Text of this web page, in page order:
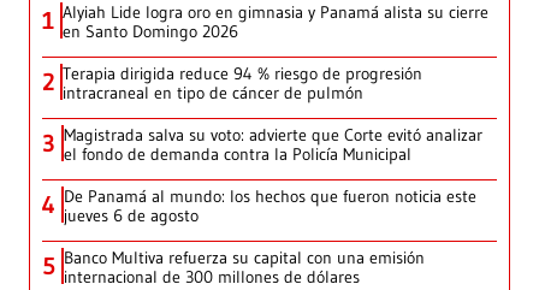
1 Alyiah Lide logra oro en gimnasia y Panamá alista su cierre
en Santo Domingo 2026
2 Terapia dirigida reduce 94 % riesgo de progresión
intracraneal en tipo de cáncer de pulmón
3 Magistrada salva su voto: advierte que Corte evitó analizar
el fondo de demanda contra la Policía Municipal
4 De Panamá al mundo: los hechos que fueron noticia este
jueves 6 de agosto
5 Banco Multiva refuerza su capital con una emisión
internacional de 300 millones de dólares